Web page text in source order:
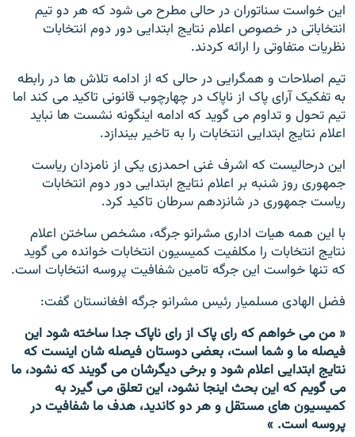
این خواست سناتوران در حالی مطرح می شود که هر دو تیم
انتخاباتی در خصوص اعلام نتایج ابتدایی دور دوم انتخابات
نظریات متفاوتی را ارائه کردند.
تیم اصلاحات و همگرایی در حالی که از ادامه تلاش ها در رابطه
به تفکیک آرای پاک از ناپاک در چهارچوب قانونی تاکید می کند اما
تیم تحول و تداوم می گوید که ادامه اینگونه نشست ها نباید
اعلام نتایج ابتدایی انتخابات را به تاخیر بیندازد.
این درحالیست که اشرف غنی احمدزی یکی از نامزدان ریاست
جمهوری روز شنبه بر اعلام نتایج ابتدایی دور دوم انتخابات
ریاست جمهوری در شانزدهم سرطان تاکید کرد.
با این همه هیات اداری مشرانو جرگه، مشخص ساختن اعلام
نتایج انتخابات را مکلفیت کمیسیون انتخابات خوانده می گوید
که تنها خواست این جرگه تامین شفافیت پروسه انتخابات است.
فضل الهادی مسلمیار رئیس مشرانو جرگه افغانستان گفت:
« من می خواهم که رای پاک از رای ناپاک جدا ساخته شود این
فیصله ما و شما است، بعضی دوستان فیصله شان اینست که
نتایج ابتدایی اعلام شود و برخی دیگرشان می گویند که نشود، ما
می گویم که این بحث اینجا نشود، این تعلق می گیرد به
کمیسیون های مستقل و هر دو کاندید، هدف ما شفافیت در
پروسه است. »